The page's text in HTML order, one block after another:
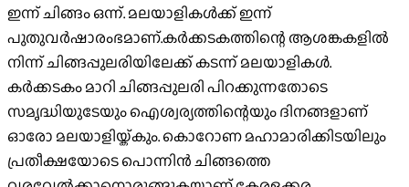
ഇന്ന് ചിങ്ങം ഒന്ന്. മലയാളികൾക്ക് ഇന്ന്
പുതുവർഷാരംഭമാണ്.കർക്കടകത്തിന്റെ ആശങ്കകളിൽ
നിന്ന് ചിങ്ങപ്പുലരിയിലേക്ക് കടന്ന് മലയാളികൾ.
കർക്കടകം മാറി ചിങ്ങപ്പുലരി പിറക്കുന്നതോടെ
സമൃദ്ധിയുടേയും ഐശ്വര്യത്തിന്റെയും ദിനങ്ങളാണ്
ഓരോ മലയാളിയ്ക്കും. കൊറോണ മഹാമാരിക്കിടയിലും
പ്രതീക്ഷയോടെ പൊന്നിൻ ചിങ്ങത്തെ